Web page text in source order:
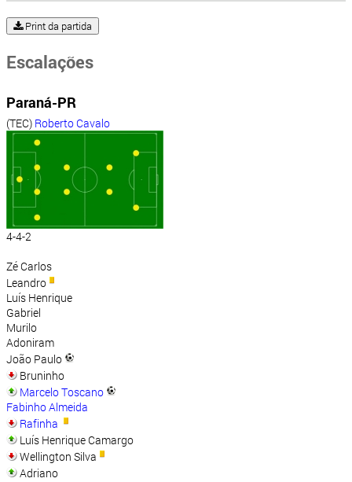
Print da partida
Escalações
Paraná-PR
(TEC) Roberto Cavalo
4-4-2
Zé Carlos
Leandro
Luís Henrique
Gabriel
Murilo
Adoniram
João Paulo
Bruninho
Marcelo Toscano
Fabinho Almeida
Rafinha
Luís Henrique Camargo
Wellington Silva
Adriano